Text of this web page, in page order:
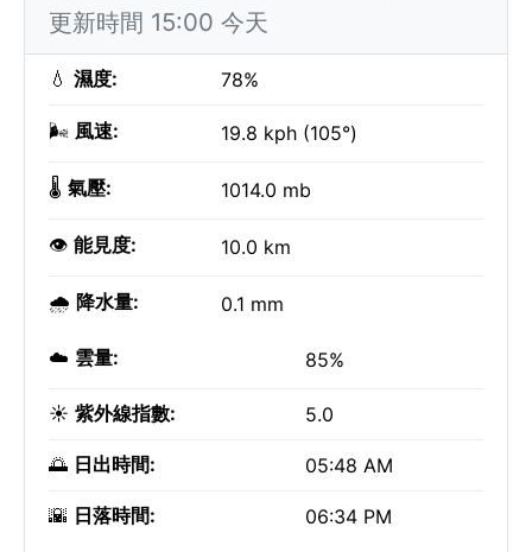
更新時間 15:00 今天
💧 濕度: 78%
🌬️ 風速: 19.8 kph (105°)
🌡️ 氣壓: 1014.0 mb
👁️ 能見度: 10.0 km
🌧️ 降水量: 0.1 mm
☁️ 雲量: 85%
☀️ 紫外線指數: 5.0
🌅 日出時間: 05:48 AM
🌇 日落時間: 06:34 PM